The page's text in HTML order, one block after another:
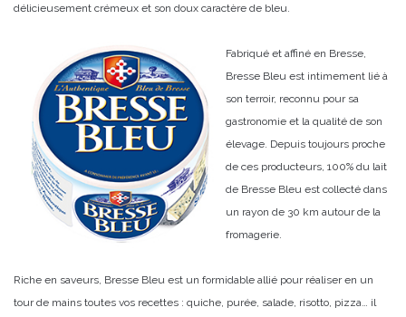
délicieusement crémeux et son doux caractère de bleu.
Fabriqué et affiné en Bresse,
Bresse Bleu est intimement lié à
son terroir, reconnu pour sa
gastronomie et la qualité de son
élevage. Depuis toujours proche
de ces producteurs, 100% du lait
de Bresse Bleu est collecté dans
un rayon de 30 km autour de la
fromagerie.
Riche en saveurs, Bresse Bleu est un formidable allié pour réaliser en un
tour de mains toutes vos recettes : quiche, purée, salade, risotto, pizza… il